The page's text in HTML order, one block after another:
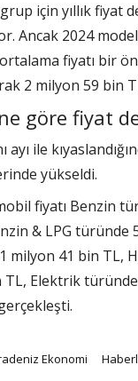
için yıllık fiyat
Ancak 2024 model
fiyatı bir
2 milyon 59 bin
göre fiyat
ayı ile
yükseldi.
fiyatı Benzin
& LPG türünde
milyon 41 bin TL,
TL, Elektrik
Ekonomi